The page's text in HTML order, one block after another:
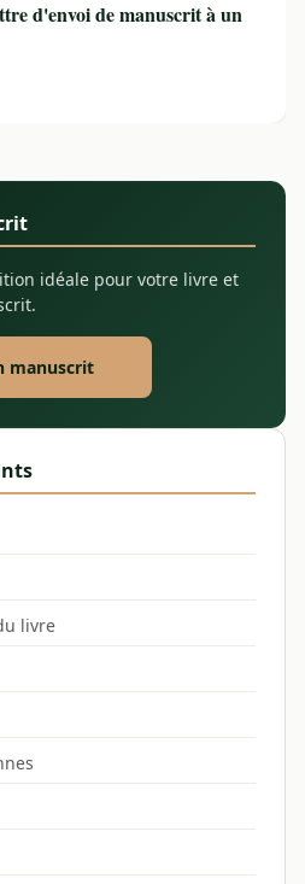
d'envoi de manuscrit à un
idéale pour votre livre et
manuscrit
livre